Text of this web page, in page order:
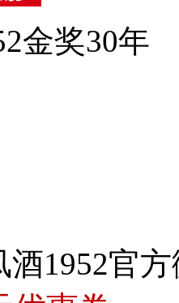
金奖30年
1952官